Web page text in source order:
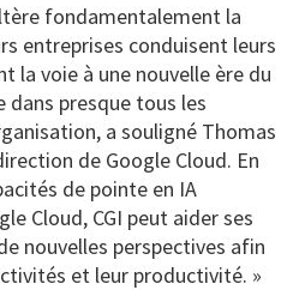
fondamentalement la
entreprises conduisent leurs
la voie à une nouvelle ère du
dans presque tous les
a souligné Thomas
de Google Cloud. En
de pointe en IA
Cloud, CGI peut aider ses
nouvelles perspectives afin
et leur productivité. »